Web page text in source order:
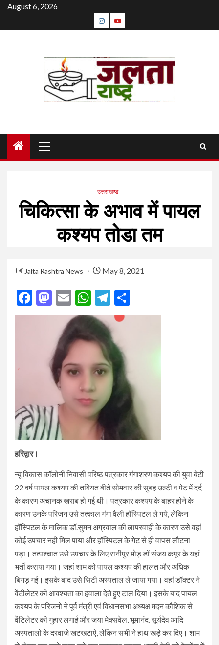
Skip
content
August 6, 2026
instagram
youtube
Menu
उत्तराखण्ड
चिकित्सा के अभाव में पायल
कश्यप तोडा तम
Jalta Rashtra News May 8, 2021
Facebook
Mastodon
EmailWhatsApp
Telegram
हरिद्वार।
न्यू विकास कॉलोनी निवासी वरिष्ठ पत्रकार गंगाशरण कश्यप की युवा बेटी
22 वर्ष पायल कश्यप की तबियत बीते सोमवार की सुबह उल्टी व पेट में दर्द
के कारण अचानक खराब हो गई थी। पत्रकार कश्यप के बाहर होने के
कारण उनके परिजन उसे तत्काल गंगा वैली हॉस्पिटल ले गये, लेकिन
हॉस्पिटल के मालिक डॉ.सुमन अग्रवाल की लापरवाही के कारण उसे वहां
कोई उपचार नही मिल पाया और हॉस्पिटल के गेट से ही वापस लौटना
पड़ा। तत्पश्चात उसे उपचार के लिए रानीपुर मोड़ डॉ.संजय कपूर के यहां
भर्ती कराया गया। जहां शाम को पायल कश्यप की हालत और अधिक
बिगड़ गई। इसके बाद उसे सिटी अस्पताल ले जाया गया। वहां डॉक्टर ने
वेंटीलेटर की आवश्यता का हवाला देते हुए टाल दिया। इसके बाद पायल
कश्यप के परिजनो ने पूर्व मंत्री एवं विधानसभा अध्यक्ष मदन कौशिक से
वेंटिलेटर की गुहार लगाई और जया मेक्सवेल, भूमानंद, सूर्यदेव आदि
अस्पतालो के दरवाजे खटखटाऐ, लेकिन सभी ने हाथ खड़े कर दिए। शाम